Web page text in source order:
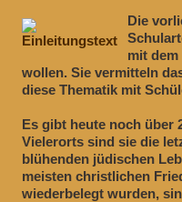
Die
mit
wollen. Sie vermitteln
diese Thematik mit
Es gibt heute noch über
Vielerorts sind sie die
blühenden jüdischen
meisten christlichen
wiederbelegt wurden,